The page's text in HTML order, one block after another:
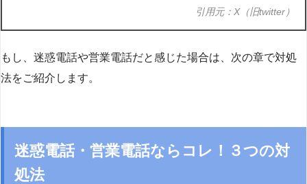
引用元：X（旧twitter）
もし、迷惑電話や営業電話だと感じた場合は、次の章で対処
法をご紹介します。
迷惑電話・営業電話ならコレ！３つの対
処法